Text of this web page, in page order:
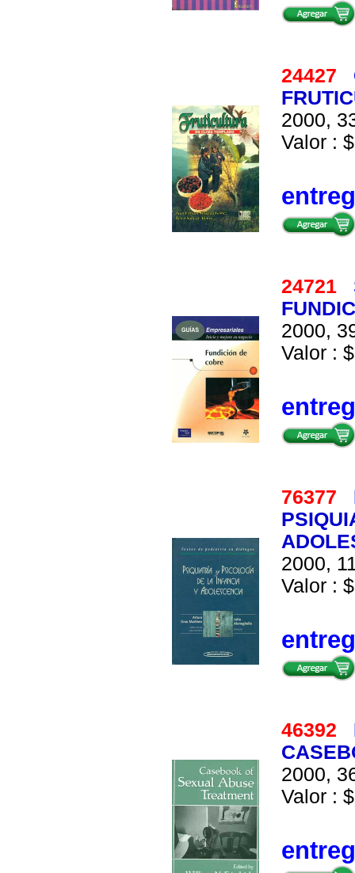
24427
2000,
Valor :
24721
2000,
Valor :
76377
2000,
Valor :
46392
2000,
Valor :